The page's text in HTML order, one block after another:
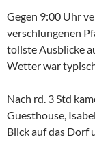
Gegen 9:00 Uhr
verschlungenen
tollste Ausblicke
Wetter war
Nach rd. 3 Std
Guesthouse,
Blick auf das Dorf